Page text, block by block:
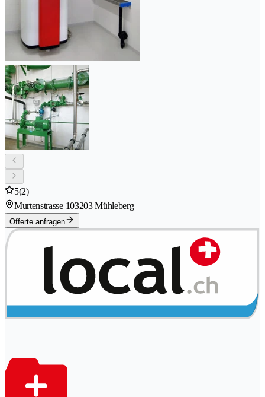
5(2)
Murtenstrasse 103203 Mühleberg
Offerte anfragen